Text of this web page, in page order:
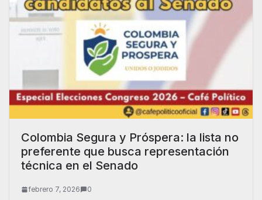
Colombia Segura y Próspera: la lista no
preferente que busca representación
técnica en el Senado
febrero 7, 2026 0